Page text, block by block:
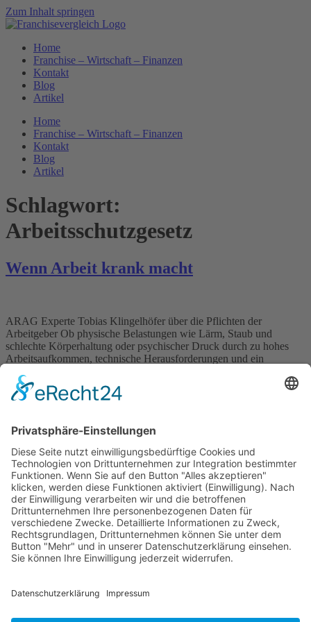
Zum Inhalt springen
Home
Franchise – Wirtschaft – Finanzen
Kontakt
Blog
Artikel
Home
Franchise – Wirtschaft – Finanzen
Kontakt
Blog
Artikel
Schlagwort:
Arbeitsschutzgesetz
Wenn Arbeit krank macht
ARAG Experte Tobias Klingelhöfer über die Pflichten der
Arbeitgeber Ob physische Belastungen wie Lärm, Staub und
schlechte Körperhaltung oder psychischer Druck durch zu hohes
Arbeitsaufkommen, technische Herausforderungen und ein
Job. Dabei sollte es nicht nur im ureigensten Interesse des
Arbeitgebers liegen, seine Mitarbeiter fit zu halten; vielmehr ist […]
Impressum
Datenschutz
Kooperation
Werbung
Presse- und Öffentlichkeitsarbeit
Aktuelles
Themenwelt